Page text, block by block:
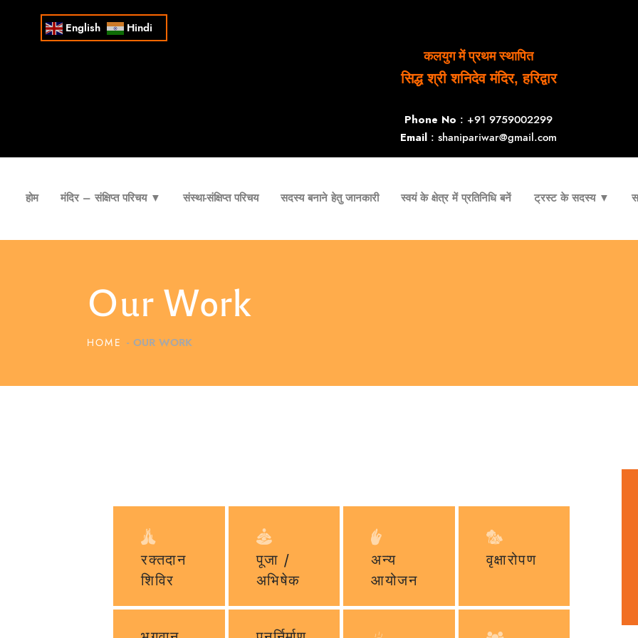
English Hindi
कलयुग में प्रथम स्थापित
सिद्ध श्री शनिदेव मंदिर, हरिद्वार
Phone No : +91 9759002299
Email : shanipariwar@gmail.com
होम मंदिर – संक्षिप्त परिचय ▼ संस्था-संक्षिप्त परिचय सदस्य बनाने हेतु जानकारी स्वयं के क्षेत्र में प्रतिनिधि बनें ट्रस्ट के सदस्य ▼
Our Work
HOME OUR WORK
रक्तदान
शिविर
पूजा /
अभिषेक
अन्य
आयोजन
वृक्षारोपण